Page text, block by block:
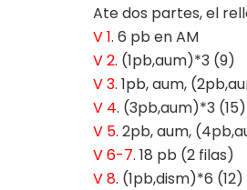
Ate dos partes, el
V 1. 6 pb en AM
V 2. (1pb,aum)*3 (9)
V 3. 1pb, aum,
V 4. (3pb,aum)*3 (15)
V 5. 2pb, aum,
V 6-7. 18 pb (2 filas)
V 8. (1pb,dism)*6 (12)